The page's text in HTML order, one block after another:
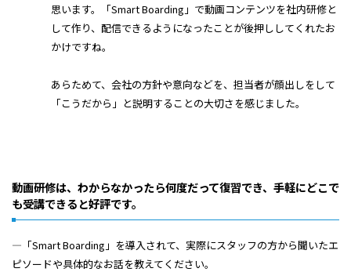
思います。「Smart Boarding」で動画コンテンツを社内研修と
して作り、配信できるようになったことが後押ししてくれたお
かけですね。
あらためて、会社の方針や意向などを、担当者が顔出しをして
「こうだから」と説明することの大切さを感じました。
動画研修は、わからなかったら何度だって復習でき、手軽にどこで
も受講できると好評です。
―「Smart Boarding」を導入されて、実際にスタッフの方から聞いたエ
ピソードや具体的なお話を教えてください。